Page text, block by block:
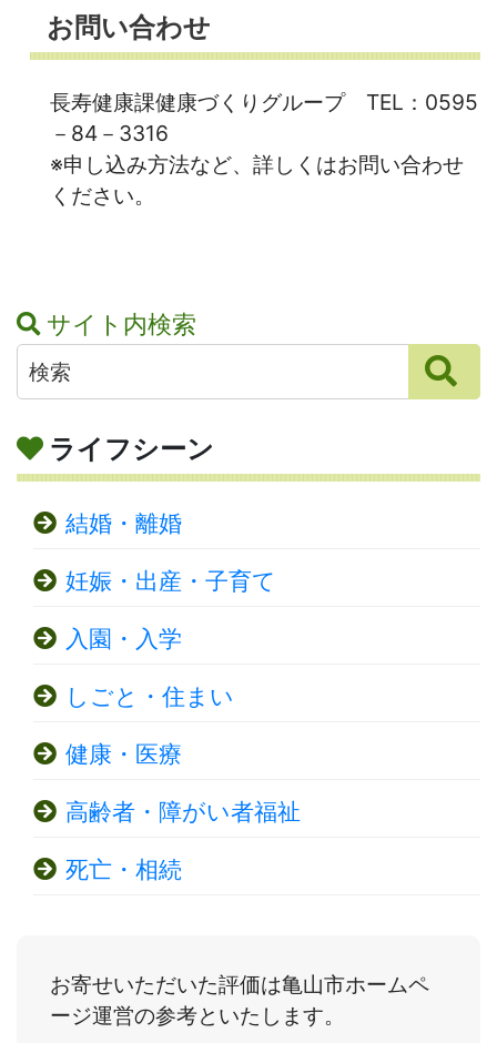
お問い合わせ
長寿健康課健康づくりグループ TEL：0595
－84－3316
※申し込み方法など、詳しくはお問い合わせ
ください。
サイト内検索
ライフシーン
結婚・離婚
妊娠・出産・子育て
入園・入学
しごと・住まい
健康・医療
高齢者・障がい者福祉
死亡・相続